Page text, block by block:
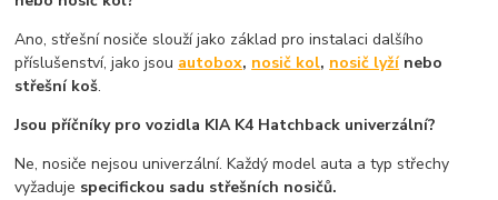
Ano, střešní nosiče slouží jako základ pro instalaci dalšího
příslušenství, jako jsou autobox, nosič kol, nosič lyžínebo
střešní koš.
Jsou příčníky pro vozidla KIA K4 Hatchback univerzální?
Ne, nosiče nejsou univerzální. Každý model auta a typ střechy
vyžaduje specifickou sadu střešních nosičů.